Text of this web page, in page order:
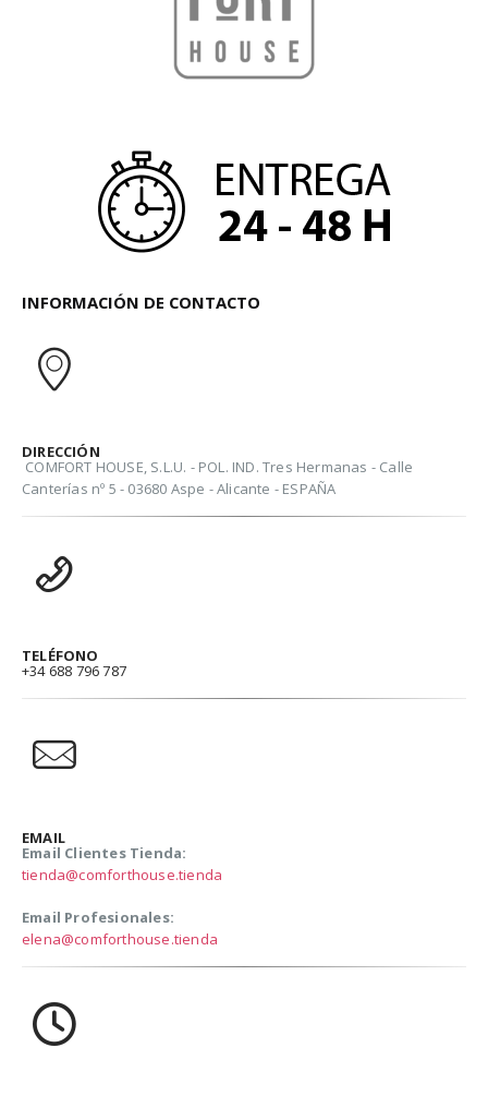
INFORMACIÓN DE CONTACTO
DIRECCIÓN
COMFORT HOUSE, S.L.U. - POL. IND. Tres Hermanas - Calle
Canterías nº 5 - 03680 Aspe - Alicante - ESPAÑA
TELÉFONO
+34 688 796 787
EMAIL
Email Clientes Tienda:
tienda@comforthouse.tienda
Email Profesionales:
elena@comforthouse.tienda